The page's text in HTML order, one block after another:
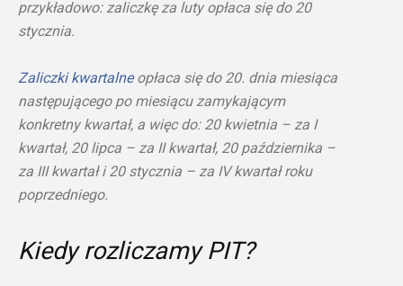
przykładowo: zaliczkę za luty opłaca się do 20
stycznia.
Zaliczki kwartalneopłaca się do 20. dnia miesiąca
następującego po miesiącu zamykającym
konkretny kwartał, a więc do: 20 kwietnia – za I
kwartał, 20 lipca – za II kwartał, 20 października –
za III kwartał i 20 stycznia – za IV kwartał roku
poprzedniego.
Kiedy rozliczamy PIT?